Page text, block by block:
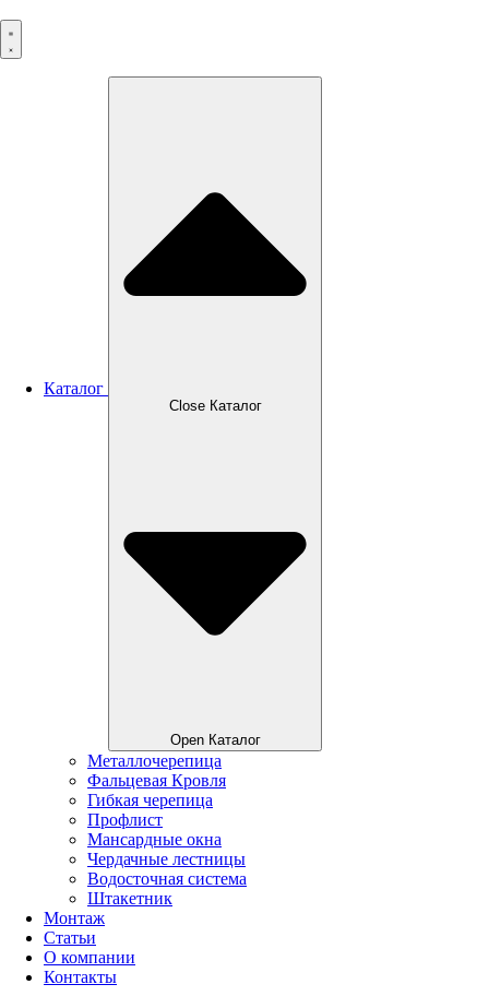
к
содержимому
Каталог
Close Каталог
Open Каталог
Металлочерепица
Фальцевая Кровля
Гибкая черепица
Профлист
Мансардные окна
Чердачные лестницы
Водосточная система
Штакетник
Монтаж
Статьи
О компании
Контакты